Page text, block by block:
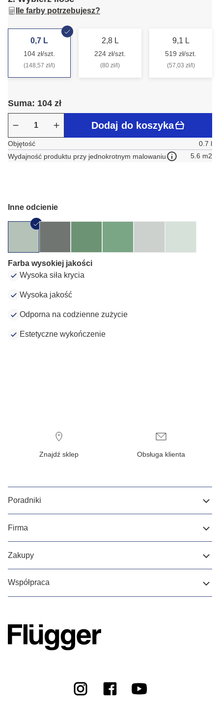
Ile farby potrzebujesz?
0,7 L
104 zł/szt.
(148,57 zł/l)
2,8 L
224 zł/szt.
(80 zł/l)
9,1 L
519 zł/szt.
(57,03 zł/l)
Suma: 104 zł
Dodaj do koszyka
Objętość
0.7 l
Wydajność produktu przy jednokrotnym malowaniu
5.6 m2
Inne odcienie
Farba wysokiej jakości
Wysoka siła krycia
Wysoka jakość
Odporna na codzienne zużycie
Estetyczne wykończenie
Znajdź sklep Obsługa klienta
Poradniki
Firma
Zakupy
Współpraca